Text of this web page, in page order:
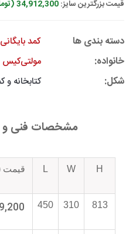
قیمت بزرگترین سایز:34,912,300 (تومان)
دسته بندی ها کمد
خانواده: مولتی‌کیس
شکل: کتابخانه و
مشخصات فنی
H
W
L قیمت
813
310
450